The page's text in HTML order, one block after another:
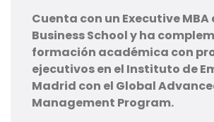
Cuenta con un Executive MBA
Business School y ha
formación académica con
ejecutivos en el Instituto de
Madrid con el Global
Management Program.